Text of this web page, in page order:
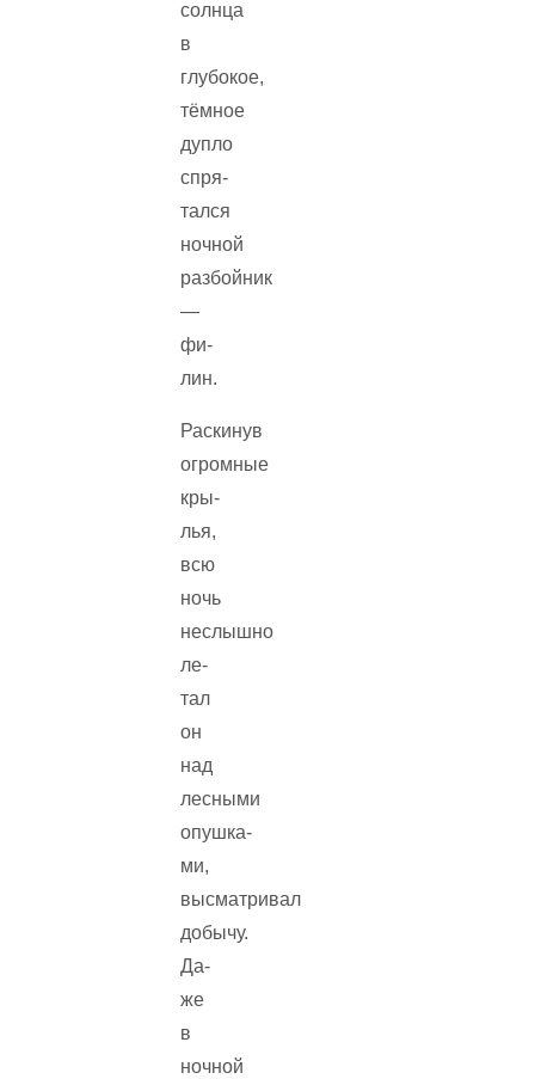
солнца
в
глубокое,
тёмное
дупло
спря­
тался
ночной
разбойник
—
фи­
лин.
Раскинув
огромные
кры­
лья,
всю
ночь
неслышно
ле­
тал
он
над
лесными
опушка­
ми,
высматривал
добычу.
Да­
же
в
ночной